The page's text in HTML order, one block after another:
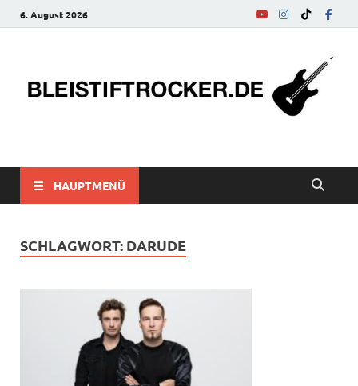
6. August 2026
bleistiftrocker.de
HAUPTMENÜ
SCHLAGWORT: DARUDE